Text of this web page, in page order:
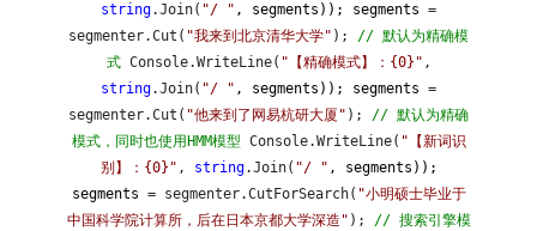
string.Join( "/ " , segments)); segments =
segmenter.Cut( "我来到北京清华大学" ); // 默认为精确模
式Console.WriteLine( " 【精确模式】：{0} " ,
string.Join( "/ " , segments)); segments =
segmenter.Cut( "他来到了网易杭研大厦 " ); // 默认为精确
模式，同时也使用HMM模型 Console.WriteLine( " 【新词识
别】：{0} " , string.Join( "/ " , segments));
segments = segmenter.CutForSearch( "小明硕士毕业于
中国科学院计算所，后在日本京都大学深造 " ); //搜索引擎模